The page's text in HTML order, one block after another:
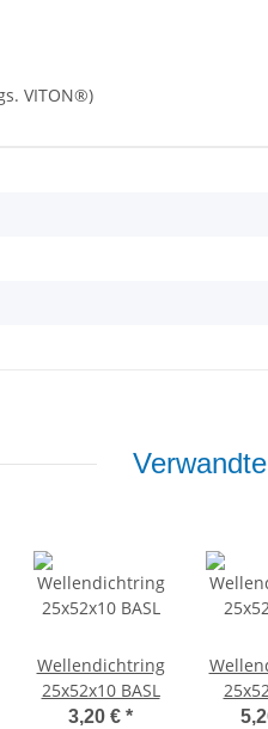
VITON®)
Wellendichtring
25x52x10 BASL
3,20 € *